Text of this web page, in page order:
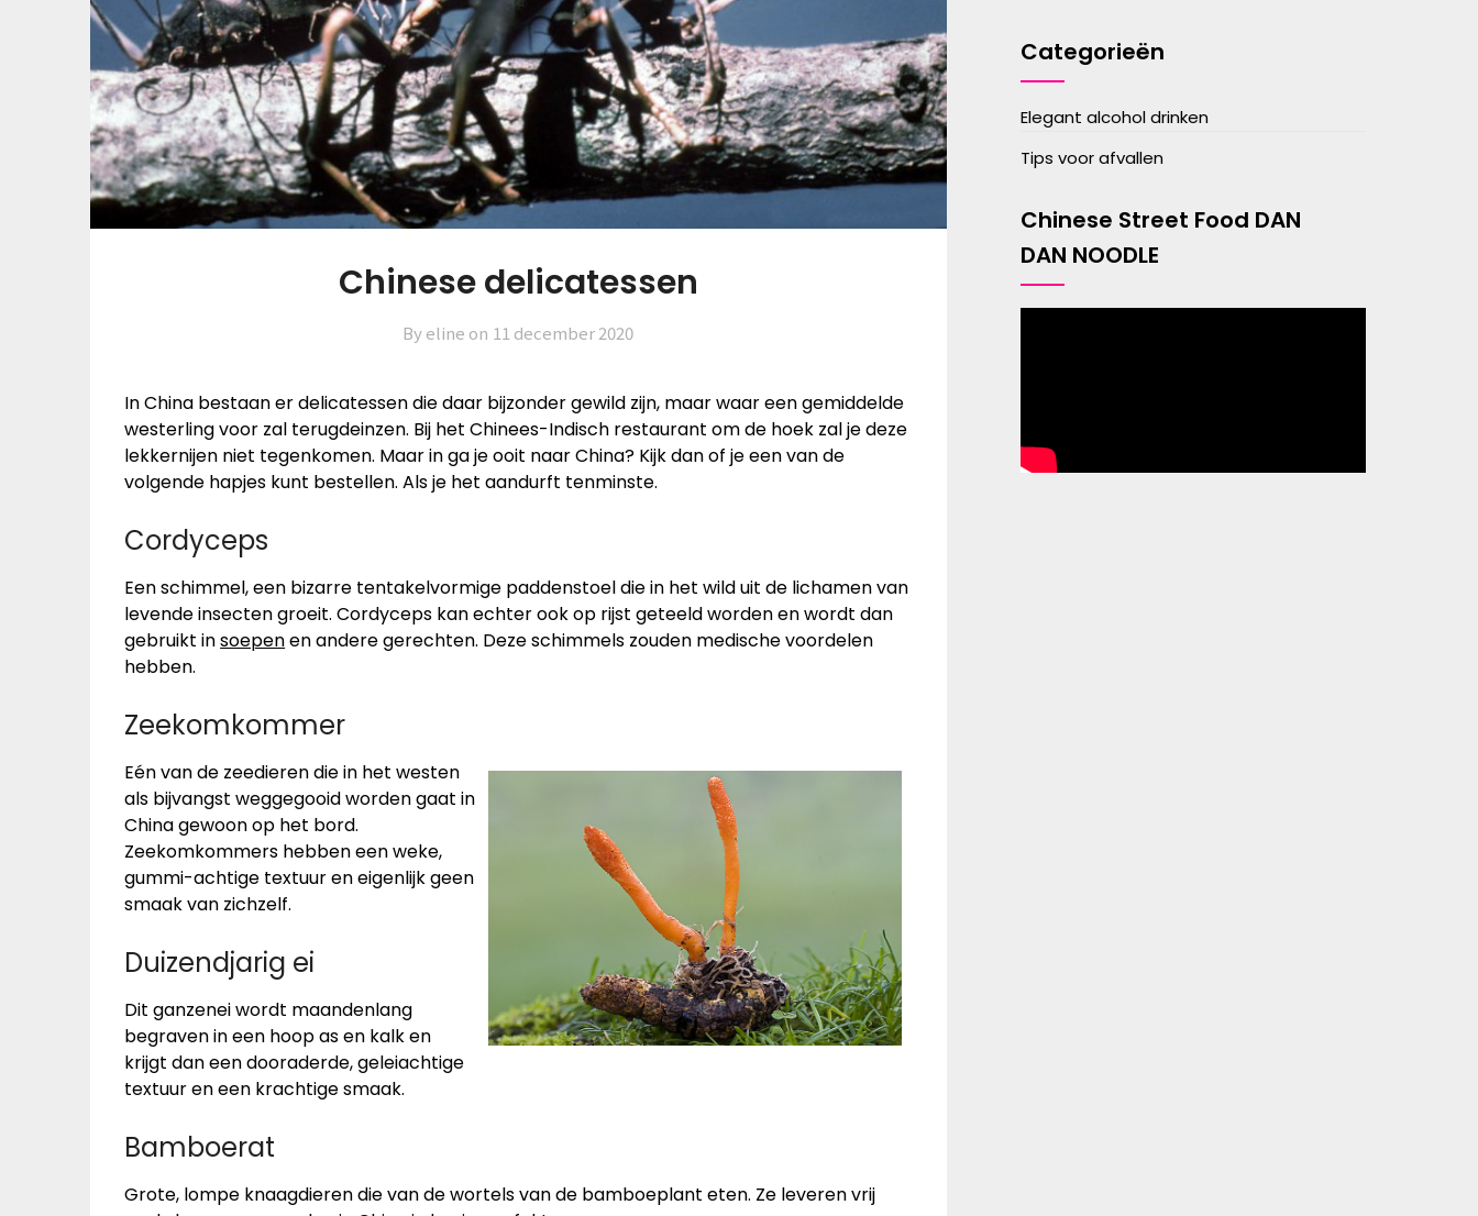
Chinese delicatessen
By eline on 11 december 2020
In China bestaan er delicatessen die daar bijzonder gewild zijn, maar waar een gemiddelde
westerling voor zal terugdeinzen. Bij het Chinees-Indisch restaurant om de hoek zal je deze
lekkernijen niet tegenkomen. Maar in ga je ooit naar China? Kijk dan of je een van de
volgende hapjes kunt bestellen. Als je het aandurft tenminste.
Cordyceps
Een schimmel, een bizarre tentakelvormige paddenstoel die in het wild uit de lichamen van
levende insecten groeit. Cordyceps kan echter ook op rijst geteeld worden en wordt dan
gebruikt insoepenen andere gerechten. Deze schimmels zouden medische voordelen
hebben.
Zeekomkommer
Eén van de zeedieren die in het westen
als bijvangst weggegooid worden gaat in
China gewoon op het bord.
Zeekomkommers hebben een weke,
gummi-achtige textuur en eigenlijk geen
smaak van zichzelf.
Duizendjarig ei
Dit ganzenei wordt maandenlang
begraven in een hoop as en kalk en
krijgt dan een dooraderde, geleiachtige
textuur en een krachtige smaak.
Bamboerat
Grote, lompe knaagdieren die van de wortels van de bamboeplant eten. Ze leveren vrij
Categorieën
Elegant alcohol drinken
Tips voor afvallen
Chinese Street Food DAN
DAN NOODLE